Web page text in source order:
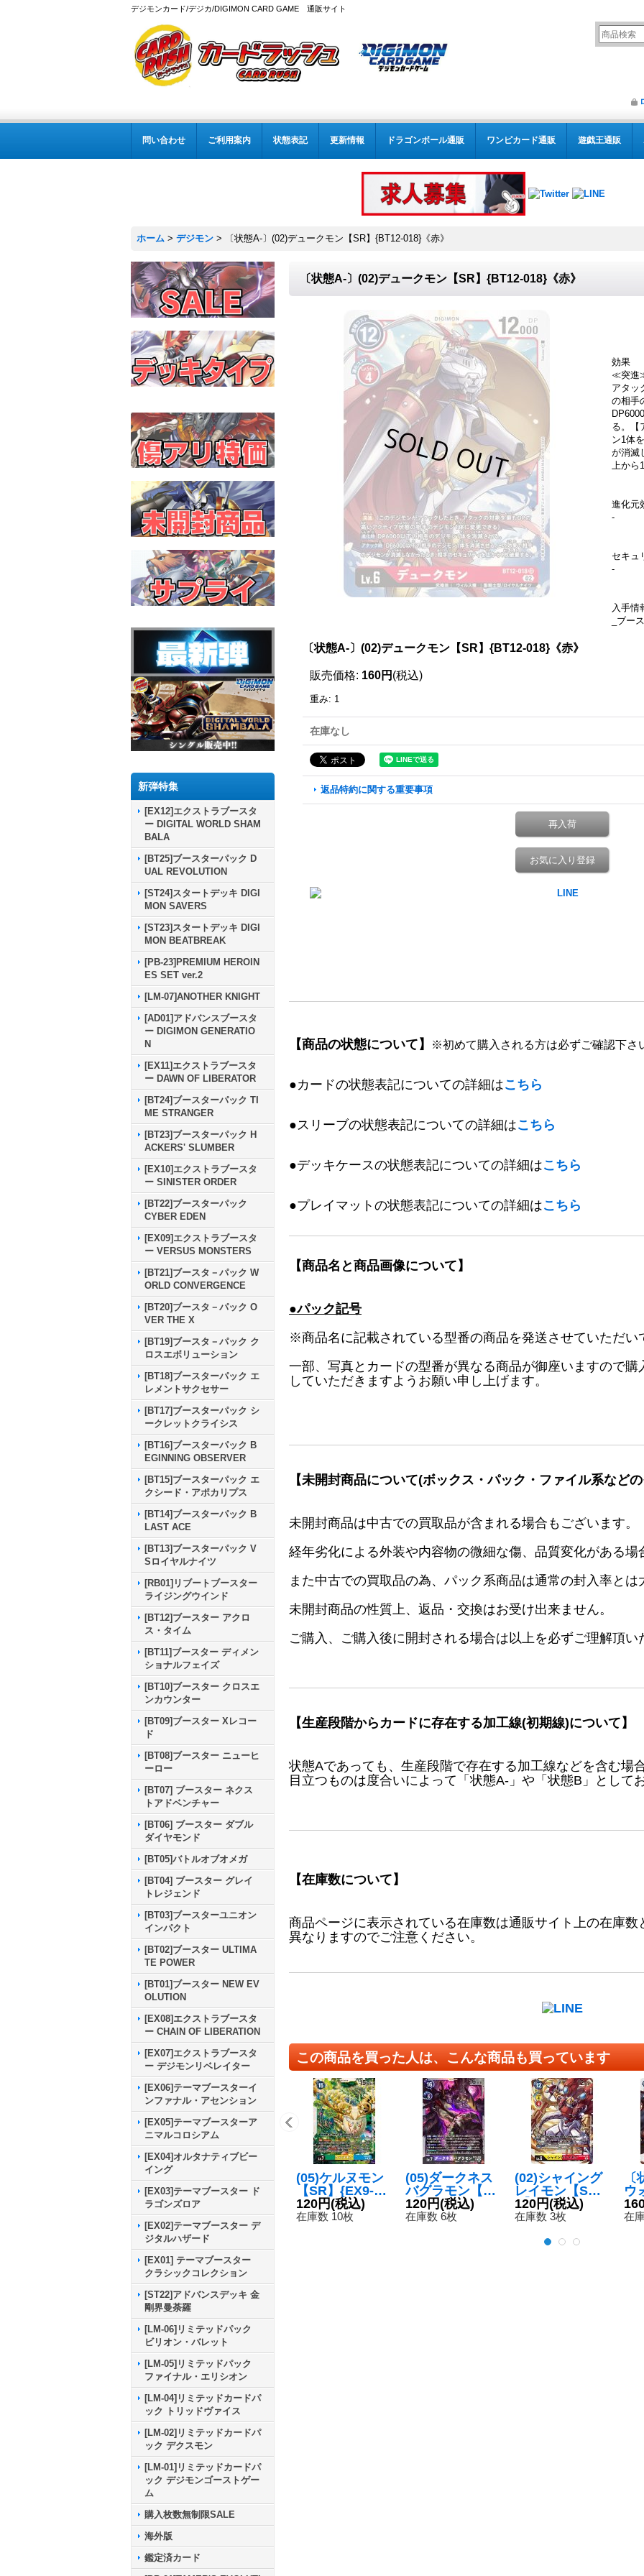
デジモンカード/デジカ/DIGIMON CARD GAME 通販サイト
問い合わせ ご利用案内 状態表記 更新情報 ドラゴンボール通販 ワンピカード通販 遊戯王通販
ホーム > デジモン > 〔状態A-〕(02)デュークモン【SR】{BT12-018}《赤》
新弾特集
[EX12]エクストラブースタ
ー DIGITAL WORLD SHAM
BALA
[BT25]ブースターパック D
UAL REVOLUTION
[ST24]スタートデッキ DIGI
MON SAVERS
[ST23]スタートデッキ DIGI
MON BEATBREAK
[PB-23]PREMIUM HEROIN
ES SET ver.2
[LM-07]ANOTHER KNIGHT
[AD01]アドバンスブースタ
ー DIGIMON GENERATIO
N
[EX11]エクストラブースタ
ー DAWN OF LIBERATOR
[BT24]ブースターパック TI
ME STRANGER
[BT23]ブースターパック H
ACKERS' SLUMBER
[EX10]エクストラブースタ
ー SINISTER ORDER
[BT22]ブースターパック
CYBER EDEN
[EX09]エクストラブースタ
ー VERSUS MONSTERS
[BT21]ブースタ－パック W
ORLD CONVERGENCE
[BT20]ブースタ－パック O
VER THE X
[BT19]ブースタ－パック ク
ロスエボリューション
[BT18]ブースターパック エ
レメントサクセサー
[BT17]ブースターパック シ
ークレットクライシス
[BT16]ブースターパック B
EGINNING OBSERVER
[BT15]ブースターパック エ
クシード・アポカリプス
[BT14]ブースターパック B
LAST ACE
[BT13]ブースターパック V
Sロイヤルナイツ
[RB01]リブートブースター
ライジングウインド
[BT12]ブースター アクロ
ス・タイム
[BT11]ブースター ディメン
ショナルフェイズ
[BT10]ブースター クロスエ
ンカウンター
[BT09]ブースター Xレコー
ド
[BT08]ブースター ニューヒ
ーロー
[BT07] ブースター ネクス
トアドベンチャー
[BT06] ブースター ダブル
ダイヤモンド
[BT05]バトルオブオメガ
[BT04] ブースター グレイ
トレジェンド
[BT03]ブースターユニオン
インパクト
[BT02]ブースター ULTIMA
TE POWER
[BT01]ブースター NEW EV
OLUTION
[EX08]エクストラブースタ
ー CHAIN OF LIBERATION
[EX07]エクストラブースタ
ー デジモンリベレイター
[EX06]テーマブースターイ
ンファナル・アセンション
[EX05]テーマブースターア
ニマルコロシアム
[EX04]オルタナティブビー
イング
[EX03]テーマブースター ド
ラゴンズロア
[EX02]テーマブースター デ
ジタルハザード
[EX01] テーマブースター
クラシックコレクション
[ST22]アドバンスデッキ 金
剛界曼荼羅
[LM-06]リミテッドパック
ビリオン・バレット
[LM-05]リミテッドパック
ファイナル・エリシオン
[LM-04]リミテッドカードパ
ック トリッドヴァイス
[LM-02]リミテッドカードパ
ック デクスモン
[LM-01]リミテッドカードパ
ック デジモンゴーストゲー
ム
購入枚数無制限SALE
海外版
鑑定済カード
〔状態A-〕(02)デュークモン【SR】{BT12-018}《赤》
効果
≪突進
アタッ
の相手
る。【
ン1体
が消滅
上から
進化元
-
セキュ
-
入手情
_ブー
〔状態A-〕(02)デュークモン【SR】{BT12-018}《赤》
販売価格: 160円 (税込)
重み: 1
在庫なし
返品特約に関する重要事項
再入荷
お気に入り登録
【商品の状態について】 ※初めて購入される方は必ずご確認下さ
●カードの状態表記についての詳細はこちら
●スリーブの状態表記についての詳細はこちら
●デッキケースの状態表記についての詳細はこちら
●プレイマットの状態表記についての詳細はこちら
【商品名と商品画像について】
●パック記号
※商品名に記載されている型番の商品を発送させていただい
一部、写真とカードの型番が異なる商品が御座いますので
していただきますようお願い申し上げます。
【未開封商品について(ボックス・パック・ファイル系など
未開封商品は中古での買取品が含まれる場合もございます。
経年劣化による外装や内容物の微細な傷、品質変化がある場
また中古での買取品の為、パック系商品は通常の封入率と
未開封商品の性質上、返品・交換はお受け出来ません。
ご購入、ご購入後に開封される場合は以上を必ずご理解頂
【生産段階からカードに存在する加工線(初期線)について】
状態Aであっても、生産段階で存在する加工線などを含む場
目立つものは度合いによって「状態A-」や「状態B」として
【在庫数について】
商品ページに表示されている在庫数は通販サイト上の在庫
異なりますのでご注意ください。
この商品を買った人は、こんな商品も買っています
(05)ケルヌモン
【SR】{EX9-04
5}《多》
120円(税込)
在庫数 10枚
(05)ダークネス
バグラモン【S
R】{EX10-059}
《多》
120円(税込)
在庫数 6枚
(02)シャイング
レイモン【S
R】{BT12-043}
《多》
120円(税込)
在庫数 3枚
ウ
ン
-
在